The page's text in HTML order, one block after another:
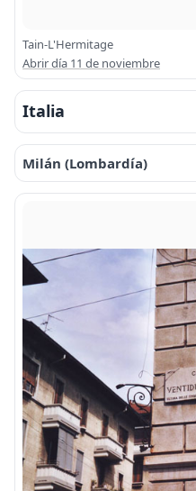
Tain-L'Hermitage
Abrir día 11 de noviembre
Italia
Milán (Lombardía)